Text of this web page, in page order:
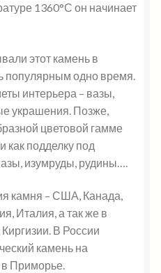
1360°С он начинает
этот камень в
популярным одно время.
интерьера – вазы,
украшения. Позже,
цветовой гамме
как подделку под
изумруды, рудины….
камня – США, Канада,
Италия, а так же в
В России
камень на
в Приморье.